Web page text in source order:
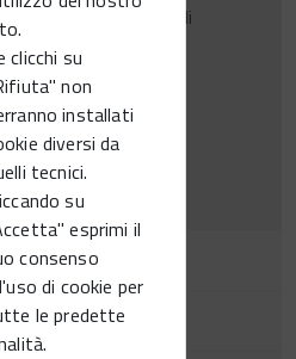
clicchi su
non
installati
diversi da
tecnici.
su
esprimi il
consenso
di cookie per
le predette
nazionale uccelli